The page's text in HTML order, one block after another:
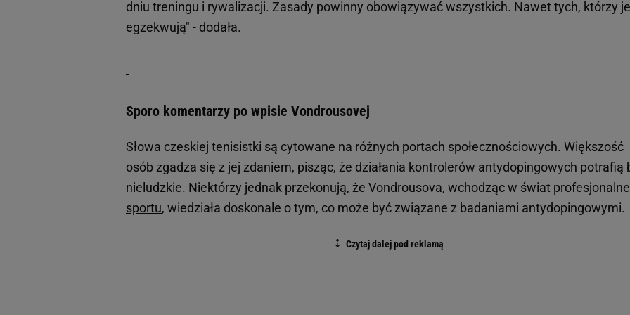
dniu treningu i rywalizacji. Zasady powinny obowiązywać wszystkich. Nawet tych, którzy je
egzekwują" - dodała.
Sporo komentarzy po wpisie Vondrousovej
Słowa czeskiej tenisistki są cytowane na różnych portach społecznościowych. Większość
osób zgadza się z jej zdaniem, pisząc, że działania kontrolerów antydopingowych potrafią
nieludzkie. Niektórzy jednak przekonują, że Vondrousova, wchodząc w świat
sportu, wiedziała doskonale o tym, co może być związane z badaniami antydopingowymi.